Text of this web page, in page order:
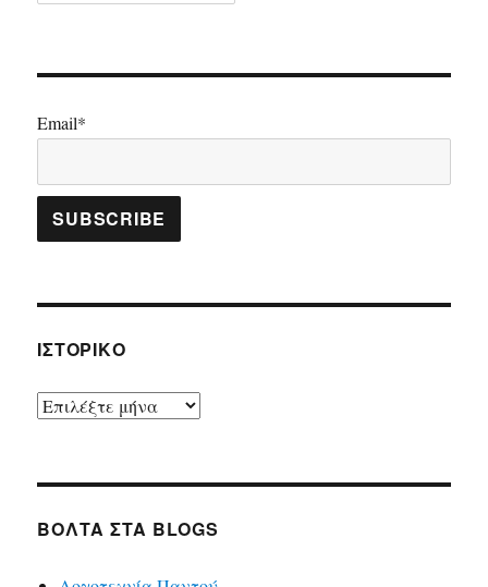
Email*
ΙΣΤΟΡΙΚΌ
Ιστορικό
ΒΌΛΤΑ ΣΤΑ BLOGS